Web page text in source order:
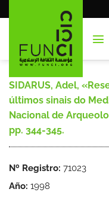
al
SIDARUS, Adel,
últimos sinais do
Nacional de
pp. 344-345.
Nº Registro: 71023
Año: 1998